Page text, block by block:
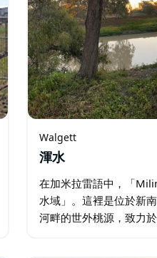
Walgett
渾水
在加米拉雷語中，「
水域」。這裡是位於新
河畔的世外桃源，致力